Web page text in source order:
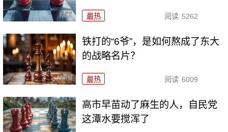
最热 阅读 5262
铁打的“6爷”，是如何熬成了东大
的战略名片？
最热 阅读 6009
高市早苗动了麻生的人，自民党
这潭水要搅浑了